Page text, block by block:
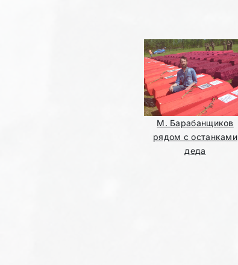
М. Барабанщиков
рядом с останками
деда